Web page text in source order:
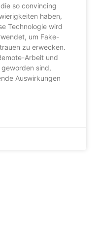
so convincing
haben,
Technologie wird
um Fake-
zu erwecken.
Arbeit und
sind,
Auswirkungen